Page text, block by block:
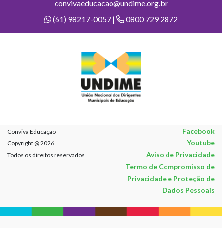
convivaeducacao@undime.org.br
(61) 98217-0057 |
0800 729 2872
Conviva Educação Facebook
Copyright @ 2026 Youtube
Todos os direitos reservados
Aviso de Privacidade
Termo de Compromisso de
Privacidade e Proteção de
Dados Pessoais